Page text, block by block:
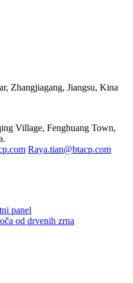
Zhangjiagang, Jiangsu, Kina
Village, Fenghuang Town,
Raya.tian@btacp.com
panel
od drvenih zrna